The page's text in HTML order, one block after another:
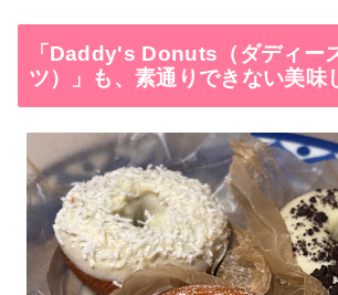
「Daddy's Donuts（ダディー
ツ）」も、素通りできない美味